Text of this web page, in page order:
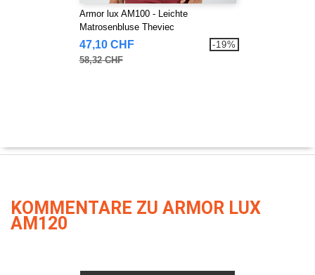
Armor lux AM100 - Leichte
Matrosenbluse Theviec
47,10 CHF
58,32 CHF
-19%
KOMMENTARE ZU ARMOR LUX
AM120